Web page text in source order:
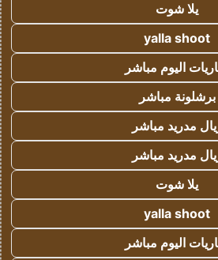
يلا شوت
yalla shoot
اليوم مباشر
برشلونة مباشر
مدريد مباشر
مدريد مباشر
يلا شوت
yalla shoot
اليوم مباشر